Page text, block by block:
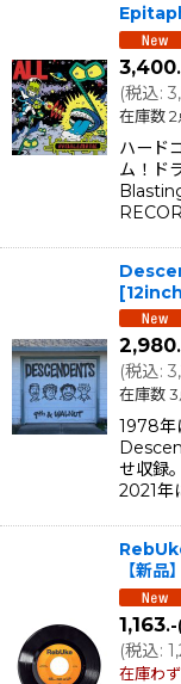
3,400
(税込:
在庫数 2
ハード
ム！ド
[12inch
2,980
(税込:
在庫数 3
1978年
せ収録
2021年
【新品】
1,163.-
(税込:
在庫わ